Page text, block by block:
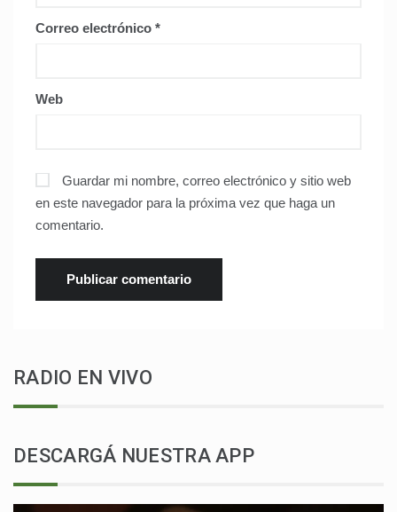
Correo electrónico *
Web
Guardar mi nombre, correo electrónico y sitio web
en este navegador para la próxima vez que haga un
comentario.
RADIO EN VIVO
DESCARGÁ NUESTRA APP